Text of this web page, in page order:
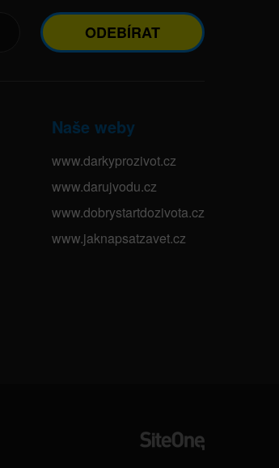
ODEBÍRAT
Naše weby
www.darkyprozivot.cz
www.darujvodu.cz
www.dobrystartdozivota.cz
www.jaknapsatzavet.cz